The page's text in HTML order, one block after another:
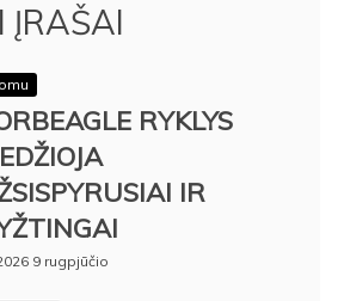
ĮRAŠAI
RYKLYS
IR
9 rugpjūčio